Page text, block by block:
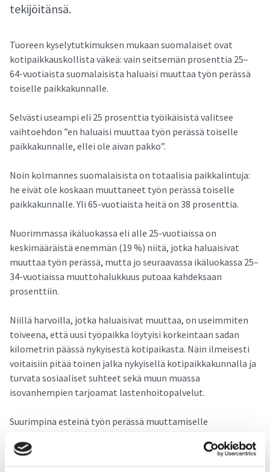
tekijöitänsä.
Tuoreen kyselytutkimuksen mukaan suomalaiset ovat
kotipaikkauskollista väkeä: vain seitsemän prosenttia 25–
64-vuotiaista suomalaisista haluaisi muuttaa työn perässä
toiselle paikkakunnalle.
Selvästi useampi eli 25 prosenttia työikäisistä valitsee
vaihtoehdon ”en haluaisi muuttaa työn perässä toiselle
paikkakunnalle, ellei ole aivan pakko”.
Noin kolmannes suomalaisista on totaalisia paikkalintuja:
he eivät ole koskaan muuttaneet työn perässä toiselle
paikkakunnalle. Yli 65-vuotiaista heitä on 38 prosenttia.
Nuorimmassa ikäluokassa eli alle 25-vuotiaissa on
keskimääräistä enemmän (19 %) niitä, jotka haluaisivat
muuttaa työn perässä, mutta jo seuraavassa ikäluokassa 25–
34-vuotiaissa muuttohalukkuus putoaa kahdeksaan
prosenttiin.
Niillä harvoilla, jotka haluaisivat muuttaa, on useimmiten
toiveena, että uusi työpaikka löytyisi korkeintaan sadan
kilometrin päässä nykyisestä kotipaikasta. Näin ilmeisesti
voitaisiin pitää toinen jalka nykyisellä kotipaikkakunnalla ja
turvata sosiaaliset suhteet sekä muun muassa
isovanhempien tarjoamat lastenhoitopalvelut.
Suurimpina esteinä työn perässä muuttamiselle
töitä tai opiskelupaikkaa (28 %), työn palkka ei riittäisi
elämiseen uudella paikkakunnalla (24 %) ja uudella